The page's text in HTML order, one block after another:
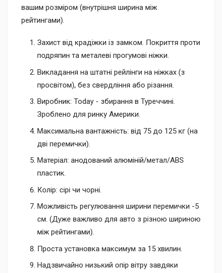
вашим розміром (внутрішня ширина між
рейтингами).
Захист від крадіжки із замком. Покриття проти
подряпин та металеві прогумові ніжки.
Викладання на штатні рейлінги на ніжках (з
просвітом), без свердління або різання.
Виробник: Today - збирання в Туреччині.
Зроблено для ринку Америки.
Максимальна вантажність: від 75 до 125 кг (на
дві перемички).
Матеріал: анодований алюміній/метал/ABS
пластик.
Колір: сірі чи чорні.
Можливість регулювання ширини перемички -5
см. (Дуже важливо для авто з різною шириною
між рейтингами).
Проста установка максимум за 15 хвилин.
Надзвичайно низький опір вітру завдяки